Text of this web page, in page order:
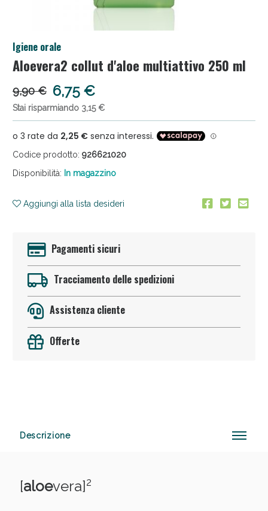
Igiene orale
Aloevera2 collut d'aloe multiattivo 250 ml
9,90 € 6,75 €
Stai risparmiando 3,15 €
Codice prodotto: 926621020
Disponibilità: In magazzino
Aggiungi alla lista desideri
Pagamenti sicuri
Tracciamento delle spedizioni
Assistenza cliente
Offerte
Descrizione
[aloevera]2
Salini e Multivitaminici: oggi Sconto extra fino al
Anticellulite e Fanghi: Sconto fino al 40% valido
oggi!